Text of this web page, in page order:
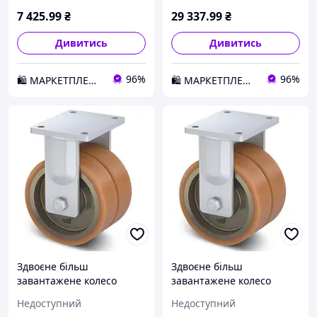
2026
7 425.99₴
Дивитись
🛍️ МАРКЕТПЛЕЙС DMD 96%
2026
29 337.99₴
Дивитись
🛍️ МАРКЕТПЛЕЙС DMD 96%
Здвоєне більш
завантажене колесо
мм (4607-DSTR-200-B) D1-
Недоступний
Здвоєне більш
завантажене колесо
мм (4607-DSTR-201-B) D1-
Недоступний